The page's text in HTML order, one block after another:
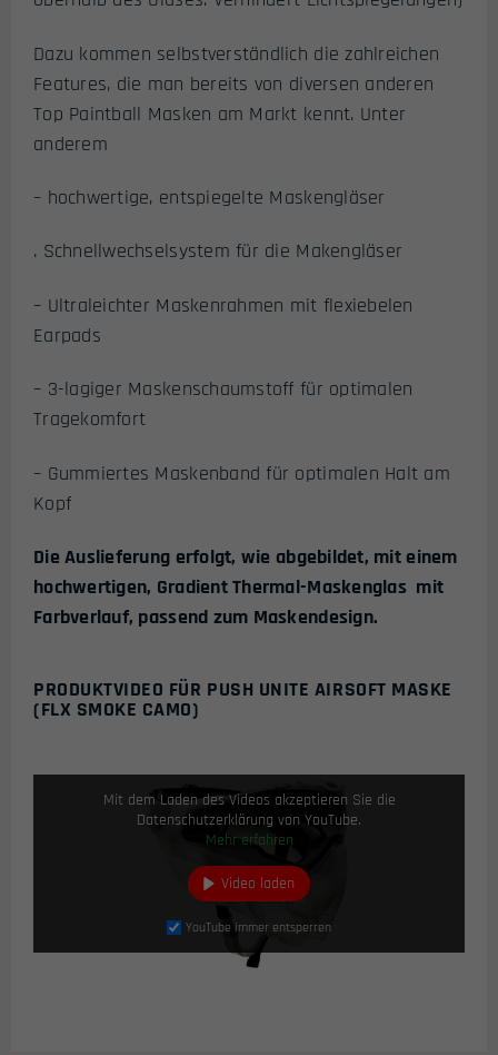
Dazu kommen selbstverständlich die zahlreichen
Features, die man bereits von diversen anderen
Top Paintball Masken am Markt kennt. Unter
anderem
– hochwertige, entspiegelte Maskengläser
. Schnellwechselsystem für die Makengläser
– Ultraleichter Maskenrahmen mit flexiebelen
Earpads
– 3-lagiger Maskenschaumstoff für optimalen
Tragekomfort
– Gummiertes Maskenband für optimalen Halt am
Kopf
Die Auslieferung erfolgt, wie abgebildet, mit einem
hochwertigen, Gradient Thermal-Maskenglas mit
Farbverlauf, passend zum Maskendesign.
PRODUKTVIDEO FÜR PUSH UNITE AIRSOFT MASKE
(FLX SMOKE CAMO)
Mit dem Laden des Videos akzeptieren Sie die
Datenschutzerklärung von YouTube.
Mehr erfahren
Video laden
YouTube immer entsperren